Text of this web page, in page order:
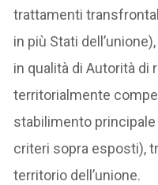
trattamenti
in più Stati
in qualità di Autorità di
territorialmente
stabilimento
criteri sopra esposti),
territorio dell’unione.